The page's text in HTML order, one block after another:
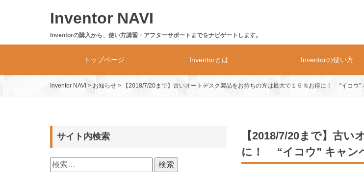
Inventor NAVI
Inventorの購入から、使い方講習・アフターサポートまでをナビゲートします。
トップページ Inventorとは
Inventorの動作環境
製品体系・価格
Inventorの使い方
構造解析
Inventor NAVI > お知らせ > 【2018/7/20まで】古いオートデスク製品をお持ちの方は最大で１５％お得に！ “イコウ”
【2018/7/20まで】古
に！ “イコウ” キャン
サイト内検索
検
索: